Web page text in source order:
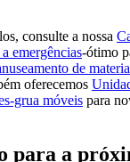
consulte a nossa
emergências-ótimo
de
oferecemos
grua móveis para
para a